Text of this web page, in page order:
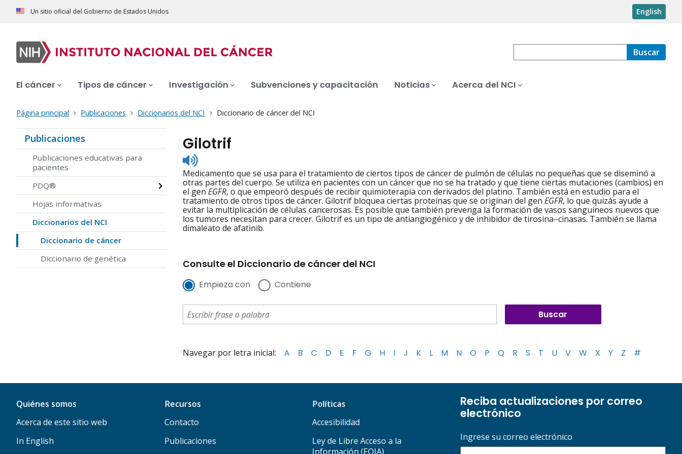
Un sitio oficial del Gobierno de Estados Unidos English
Buscar
El cáncer Tipos de cáncer Investigación Subvenciones y capacitación Noticias Acerca del NCI
Página principal Publicaciones Diccionarios del NCI Diccionario de cáncer del NCI
Publicaciones
Publicaciones educativas para
pacientes
PDQ®
Hojas informativas
Diccionarios del NCI
Diccionario de cáncer
Diccionario de genética
Gilotrif
Listen
to
pronunciation
Medicamento que se usa para el tratamiento de ciertos tipos de cáncer de pulmón de células no pequeñas que se diseminó a
otras partes del cuerpo. Se utiliza en pacientes con un cáncer que no se ha tratado y que tiene ciertas mutaciones (cambios) en
el gen EGFR, o que empeoró después de recibir quimioterapia con derivados del platino. También está en estudio para el
tratamiento de otros tipos de cáncer. Gilotrif bloquea ciertas proteínas que se originan del gen EGFR, lo que quizás ayude a
evitar la multiplicación de células cancerosas. Es posible que también prevenga la formación de vasos sanguíneos nuevos que
los tumores necesitan para crecer. Gilotrif es un tipo de antiangiogénico y de inhibidor de tirosina–cinasas. También se llama
dimaleato de afatinib.
Consulte el Diccionario de cáncer del NCI
Empieza con Contiene
Navegar por letra inicial: A B C D E F G H I J K L M N O P Q R S T U V W X Y Z #
Quiénes somos
Acerca de este sitio web
In English
Recursos
Contacto
Publicaciones
Políticas
Accesibilidad
Ley de Libre Acceso a la
Información (FOIA)
Reciba actualizaciones por correo
electrónico
Ingrese su correo electrónico